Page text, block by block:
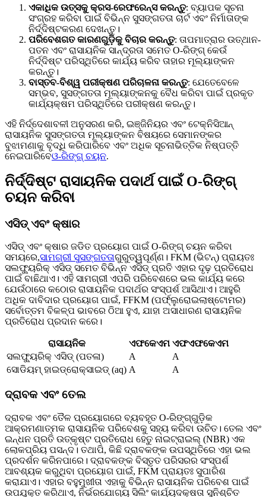
ଏକାଧିକ ଉତ୍ସକୁ କ୍ରସ-ରେଫରେନ୍ସ କରନ୍ତୁ: ବ୍ୟାପକ ସୂଚନା
ସଂଗ୍ରହ କରିବା ପାଇଁ ବିଭିନ୍ନ ସୁସଙ୍ଗତତା ଚାର୍ଟ ଏବଂ ନିର୍ମାତାଙ୍କ
ନିର୍ଦ୍ଦିଷ୍ଟକରଣ ଦେଖନ୍ତୁ।
ପରିବେଶଗତ କାରଣଗୁଡ଼ିକୁ ବିଚାର କରନ୍ତୁ: ତାପମାତ୍ରାର ଉତ୍ଥାନ-
ପତନ ଏବଂ ରାସାୟନିକ ସାନ୍ଦ୍ରତା ସମେତ O-ରିଙ୍ଗ୍ କେଉଁ
ନିର୍ଦ୍ଦିଷ୍ଟ ପରିସ୍ଥିତିରେ କାର୍ଯ୍ୟ କରିବ ତାହାର ମୂଲ୍ୟାଙ୍କନ
କରନ୍ତୁ।
ବାସ୍ତବ-ବିଶ୍ୱ ପରୀକ୍ଷଣ ପରିଚାଳନା କରନ୍ତୁ: ଯେତେବେଳେ
ସମ୍ଭବ, ସୁସଙ୍ଗତତା ମୂଲ୍ୟାଙ୍କନକୁ ବୈଧ କରିବା ପାଇଁ ପ୍ରକୃତ
କାର୍ଯ୍ୟକ୍ଷମ ପରିସ୍ଥିତିରେ ପରୀକ୍ଷଣ କରନ୍ତୁ।
ଏହି ନିର୍ଦ୍ଦେଶାବଳୀ ଅନୁସରଣ କରି, ଇଞ୍ଜିନିୟର ଏବଂ ଟେକ୍ନିସିଆନ୍
ରାସାୟନିକ ସୁସଙ୍ଗତତା ମୂଲ୍ୟାଙ୍କନ ବିଷୟରେ ସେମାନଙ୍କର
ବୁଝାମଣାକୁ ବୃଦ୍ଧି କରିପାରିବେ ଏବଂ ଅଧିକ ସୂଚନାଭିତ୍ତିକ ନିଷ୍ପତ୍ତି
ନେଇପାରିବେଓ-ରିଙ୍ଗ୍ ଚୟନ.
ନିର୍ଦ୍ଦିଷ୍ଟ ରାସାୟନିକ ପଦାର୍ଥ ପାଇଁ O-ରିଙ୍ଗ୍
ଚୟନ କରିବା
ଏସିଡ୍ ଏବଂ କ୍ଷାର
ଏସିଡ୍ ଏବଂ କ୍ଷାର ଜଡିତ ପ୍ରୟୋଗ ପାଇଁ O-ରିଙ୍ଗ୍ ଚୟନ କରିବା
ସମୟରେ,ସାମଗ୍ରୀ ସୁସଙ୍ଗତତାଗୁରୁତ୍ୱପୂର୍ଣ୍ଣ। FKM (ଭିଟନ୍) ପ୍ରାୟତଃ
ସଲଫ୍ୟୁରିକ୍ ଏସିଡ୍ ସମେତ ବିଭିନ୍ନ ଏସିଡ୍ ପ୍ରତି ଏହାର ଦୃଢ଼ ପ୍ରତିରୋଧ
ପାଇଁ ବାଛିଥାଏ। ଏହି ସାମଗ୍ରୀ ଏପରି ପରିବେଶରେ ଭଲ କାର୍ଯ୍ୟ କରେ
ଯେଉଁଠାରେ କଠୋର ରାସାୟନିକ ପଦାର୍ଥର ସଂସ୍ପର୍ଶ ଆସିଥାଏ। ଆହୁରି
ଅଧିକ ଦାବିଦାର ପ୍ରୟୋଗ ପାଇଁ, FFKM (ପର୍ଫ୍ଲୁରୋଇଲାଷ୍ଟୋମର)
ସର୍ବୋତ୍ତମ ବିକଳ୍ପ ଭାବରେ ଠିଆ ହୁଏ, ଯାହା ଅସାଧାରଣ ରାସାୟନିକ
ପ୍ରତିରୋଧ ପ୍ରଦାନ କରେ।
ରାସାୟନିକ ଏଫକେଏମ ଏଫଏଫକେଏମ
ସଲଫ୍ୟୁରିକ୍ ଏସିଡ୍ (ପତଳା)
A
A
ସୋଡିୟମ୍ ହାଇଡ୍ରୋକ୍ସାଇଡ୍ (aq) A A
ଦ୍ରାବକ ଏବଂ ତେଲ
ଦ୍ରାବକ ଏବଂ ତୈଳ ପ୍ରୟୋଗରେ ବ୍ୟବହୃତ O-ରିଙ୍ଗ୍‌ଗୁଡ଼ିକ
ଆକ୍ରମଣାତ୍ମକ ରାସାୟନିକ ପରିବେଶକୁ ସହ୍ୟ କରିବା ଉଚିତ। ତେଲ ଏବଂ
ଇନ୍ଧନ ପ୍ରତି ଉତ୍କୃଷ୍ଟ ପ୍ରତିରୋଧ ହେତୁ ନାଇଟ୍ରାଇଲ୍ (NBR) ଏକ
ଲୋକପ୍ରିୟ ପସନ୍ଦ। ତଥାପି, କିଛି ଦ୍ରାବକଙ୍କ ଉପସ୍ଥିତିରେ ଏହା ଭଲ
ପ୍ରଦର୍ଶନ କରିନପାରେ। ଦ୍ରାବକଙ୍କ ବିସ୍ତୃତ ପରିସରର ସଂସ୍ପର୍ଶ
ଆବଶ୍ୟକ କରୁଥିବା ପ୍ରୟୋଗ ପାଇଁ, FKM ପ୍ରାୟତଃ ସୁପାରିଶ
କରାଯାଏ। ଏହାର ବହୁମୁଖୀତା ଏହାକୁ ବିଭିନ୍ନ ରାସାୟନିକ ପରିବେଶ ପାଇଁ
ଉପଯୁକ୍ତ କରିଥାଏ, ନିର୍ଭରଯୋଗ୍ୟ ସିଲିଂ କାର୍ଯ୍ୟଦକ୍ଷତା ସୁନିଶ୍ଚିତ